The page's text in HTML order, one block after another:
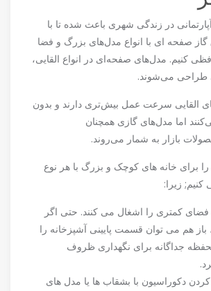
در زندگی شهری باعث شده تا با
گاز صفحه ای با انواع مدل‌های بزرگ و فضا
کنیم. مدل‌های صفحه‌ای در انواع القایی،
طراحی می‌شوند.
القایی سرعت عمل بیش‌تری دارند و بدون
اما مدل‌های گازی همچنان
بازار به شمار می‌روند.
برای خانه های کوچک و بزرگ با هر نوع
زیرا:
کمتری را اشغال می کنند. حتی اگر
باز هم می توان قسمت پایینی آشپزخانه را
جداگانه برای نگهداری ظروف
دکوراسیون با بشقاب ها یا مدل های